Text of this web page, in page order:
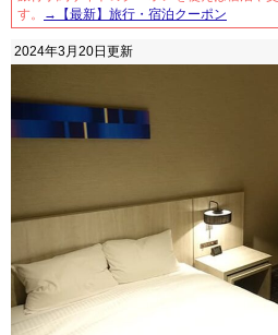
す。
→【最新】旅行・宿泊クーポン
2024年3月20日 更新